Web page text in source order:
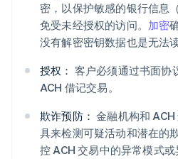
密，以保护敏感的银行信息
免受未经授权的访问。 加密
没有解密密钥数据也是无法读
授权： 客户必须通过书面协
ACH 借记交易。
欺诈预防： 金融机构和
具来检测可疑活动和潜在的
控 ACH 交易中的异常模式